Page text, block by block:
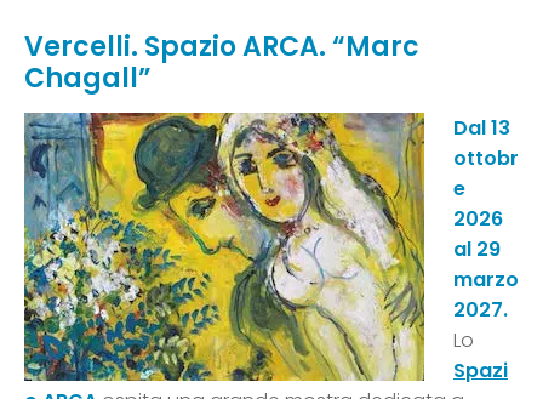
Vercelli. Spazio ARCA. “Marc
Chagall”
Dal 13
ottobr
e
2026
al 29
marzo
2027.
Lo
Spazi